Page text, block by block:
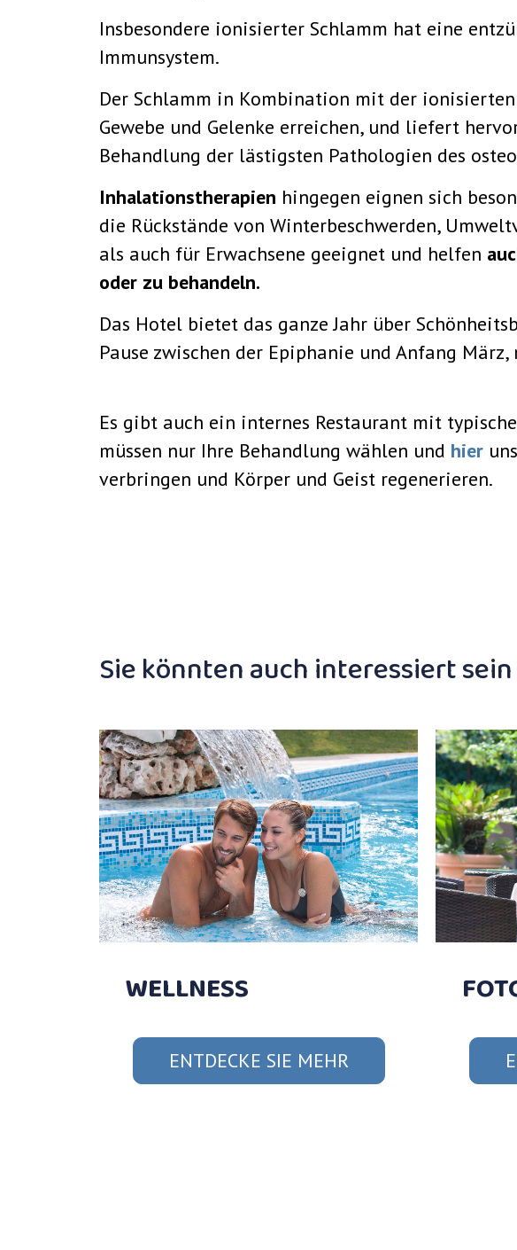
Insbesondere ionisierter Schlamm hat eine
Immunsystem.
Der Schlamm in Kombination mit der
Gewebe und Gelenke erreichen, und liefert
Behandlung der lästigsten Pathologien des
Inhalationstherapien hingegen eignen sich
die Rückstände von Winterbeschwerden,
als auch für Erwachsene geeignet und helfen
oder zu behandeln.
Das Hotel bietet das ganze Jahr über
Pause zwischen der Epiphanie und Anfang
Es gibt auch ein internes Restaurant mit
müssen nur Ihre Behandlung wählen und hier
verbringen und Körper und Geist regenerieren.
Sie könnten auch interessiert
WELLNESS
ENTDECKE SIE MEHR